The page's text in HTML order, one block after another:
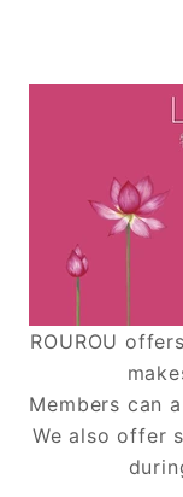
ROUROU
Members can
We also offer